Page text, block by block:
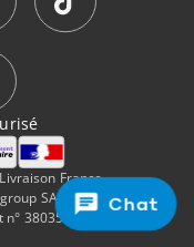
Chat
France
SAS, a Cimpress
38035323500050, RCS